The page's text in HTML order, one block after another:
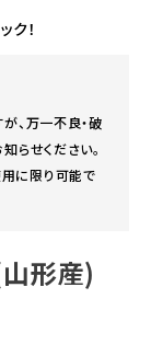
ク！
、万一不良・破
らせください。
用に限り可能で
山形産)